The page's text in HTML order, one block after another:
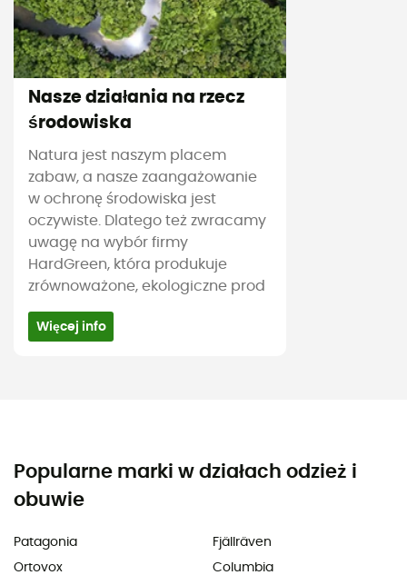
Nasze działania na rzecz
środowiska
Natura jest naszym placem
zabaw, a nasze zaangażowanie
w ochronę środowiska jest
oczywiste. Dlatego też zwracamy
uwagę na wybór firmy
HardGreen, która produkuje
zrównoważone, ekologiczne prod
Więcej info
Popularne marki w działach odzież i
obuwie
Patagonia
Ortovox
Fjällräven
Columbia